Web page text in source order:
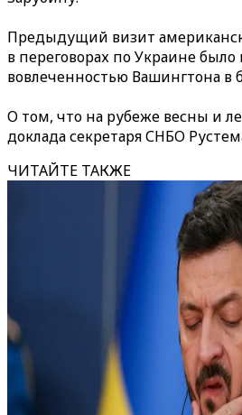
Предыдущий визит
в переговорах по Украине
вовлеченностью Вашингтона в
О том, что на рубеже весны и
доклада секретаря СНБО
ЧИТАЙТЕ ТАКЖЕ